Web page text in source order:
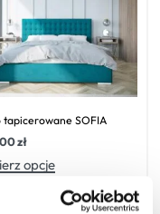
na 5
tapicerowane SOFIA
zł
opcje